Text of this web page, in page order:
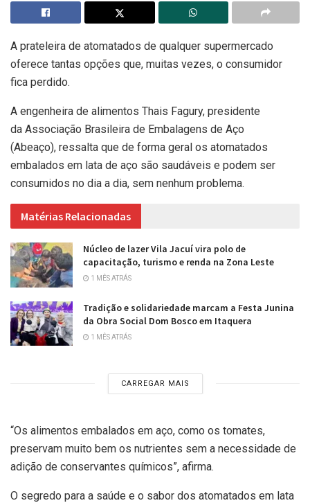
A prateleira de atomatados de qualquer supermercado
oferece tantas opções que, muitas vezes, o consumidor
fica perdido.
A engenheira de alimentos Thais Fagury, presidente
da Associação Brasileira de Embalagens de Aço
(Abeaço), ressalta que de forma geral os atomatados
embalados em lata de aço são saudáveis e podem ser
consumidos no dia a dia, sem nenhum problema.
Matérias Relacionadas
Núcleo de lazer Vila Jacuí vira polo de
capacitação, turismo e renda na Zona Leste
1 MÊS ATRÁS
Tradição e solidariedade marcam a Festa Junina
da Obra Social Dom Bosco em Itaquera
1 MÊS ATRÁS
CARREGAR MAIS
“Os alimentos embalados em aço, como os tomates,
preservam muito bem os nutrientes sem a necessidade de
adição de conservantes químicos”, afirma.
O segredo para a saúde e o sabor dos atomatados em lata